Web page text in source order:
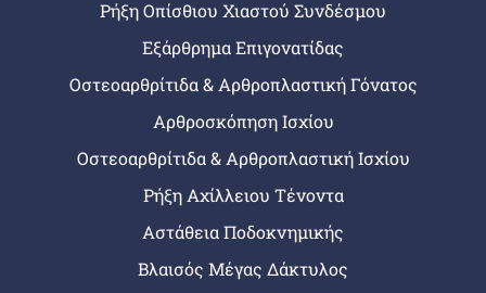
Ρήξη Οπίσθιου Χιαστού Συνδέσμου
Εξάρθρημα Επιγονατίδας
Οστεοαρθρίτιδα & Αρθροπλαστική Γόνατος
Αρθροσκόπηση Ισχίου
Οστεοαρθρίτιδα & Αρθροπλαστική Ισχίου
Ρήξη Αχίλλειου Τένοντα
Αστάθεια Ποδοκνημικής
Βλαισός Μέγας Δάκτυλος